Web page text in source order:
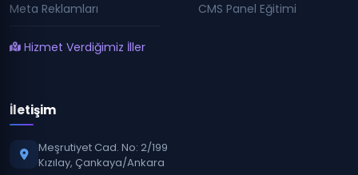
Meta Reklamları
Hizmet Verdiğimiz İller
CMS Panel Eğitimi
İletişim
Meşrutiyet Cad. No: 2/199
Kızılay, Çankaya/Ankara